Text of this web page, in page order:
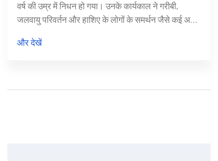
वर्ष की उम्र में निधन हो गया। उनके कार्यकाल ने गरीबी,
जलवायु परिवर्तन और हाशिए के लोगों के समर्थन जैसे कई अहम
और देखें